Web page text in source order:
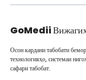
GoMedii
Осон кардани табобати
технологияҳо, системаи
сафари табобат.